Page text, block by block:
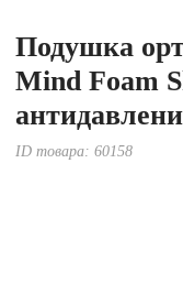
Подушка
Mind Foam
ID товара:60158